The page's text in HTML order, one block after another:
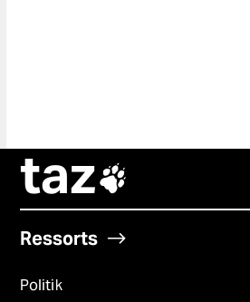
taz
Ressorts
Politik